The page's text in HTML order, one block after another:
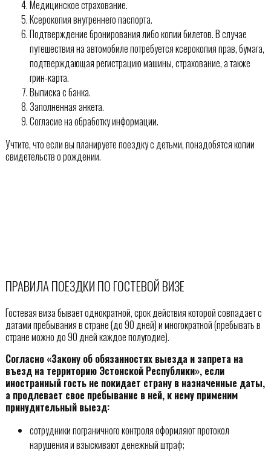
Медицинское страхование.
Ксерокопия внутреннего паспорта.
Подтверждение бронирования либо копии билетов. В случае
путешествия на автомобиле потребуется ксерокопия прав, бумага,
подтверждающая регистрацию машины, страхование, а также
грин-карта.
Выписка с банка.
Заполненная анкета.
Согласие на обработку информации.
Учтите, что если вы планируете поездку с детьми, понадобятся копии
свидетельств о рождении.
ПРАВИЛА ПОЕЗДКИ ПО ГОСТЕВОЙ ВИЗЕ
Гостевая виза бывает однократной, срок действия которой совпадает с
датами пребывания в стране (до 90 дней) и многократной (пребывать в
стране можно до 90 дней каждое полугодие).
Согласно «Закону об обязанностях выезда и запрета на
въезд на территорию Эстонской Республики», если
иностранный гость не покидает страну в назначенные даты,
а продлевает свое пребывание в ней, к нему применим
принудительный выезд:
сотрудники пограничного контроля оформляют протокол
нарушения и взыскивают денежный штраф;